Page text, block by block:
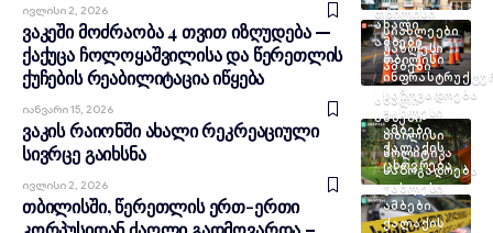
Ივლისი 2, 2026
ᲗᲑᲘᲚᲘᲡᲘ
ᲡᲘᲐᲮᲚᲔᲔᲑᲘ
ᲣᲐᲮᲚᲔᲡᲘ
ᲐᲛᲑᲔᲑᲘ
ვაკეში მოძრაობა 4 თვით იზღუდება —
ქაქუცა ჩოლოყაშვილისა და წერეთლის
ქუჩების რეაბილიტაცია იწყება
Იანვარი 15, 2026
ᲐᲮᲐᲚᲘ
ᲐᲛᲑᲔᲑᲘ
ᲗᲑᲘᲚᲘᲡᲘ
ᲡᲐᲖᲝᲒᲐᲓᲝᲔᲑᲐ
ᲣᲐᲮᲚᲔᲡᲘ
ᲐᲛᲑᲔᲑᲘ
ᲥᲐᲚᲐᲥᲘᲡ
ᲪᲮᲝᲕᲠᲔᲑᲐ
ვაკის რაიონში ახალი რეკრეაციული
სივრცე გაიხსნა
Ივლისი 2, 2026
ᲐᲮᲐᲚᲘ
ᲐᲛᲑᲔᲑᲘ
ᲗᲑᲘᲚᲘᲡᲘ
ᲞᲝᲚᲘᲢᲘᲙᲐ
ᲡᲐᲖᲝᲒᲐᲓᲝᲔᲑᲐ
ᲣᲐᲮᲚᲔᲡᲘ
ᲐᲛᲑᲔᲑᲘ
ᲥᲐᲚᲐᲥᲘᲡ
თბილისში, წერეთლის ერთ-ერთი